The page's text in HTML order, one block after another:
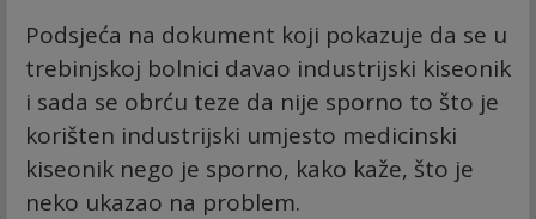
Podsjeća na dokument koji pokazuje da se u
trebinjskoj bolnici davao industrijski kiseonik
i sada se obrću teze da nije sporno to što je
korišten industrijski umjesto medicinski
kiseonik nego je sporno, kako kaže, što je
neko ukazao na problem.